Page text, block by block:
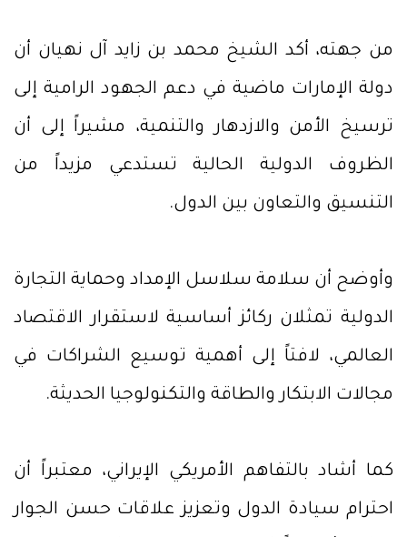
من جهته، أكد الشيخ محمد بن زايد آل نهيان أن
دولة الإمارات ماضية في دعم الجهود الرامية إلى
ترسيخ الأمن والازدهار والتنمية، مشيراً إلى أن
الظروف الدولية الحالية تستدعي مزيداً من
التنسيق والتعاون بين الدول.
وأوضح أن سلامة سلاسل الإمداد وحماية التجارة
الدولية تمثلان ركائز أساسية لاستقرار الاقتصاد
العالمي، لافتاً إلى أهمية توسيع الشراكات في
مجالات الابتكار والطاقة والتكنولوجيا الحديثة.
كما أشاد بالتفاهم الأمريكي الإيراني، معتبراً أن
احترام سيادة الدول وتعزيز علاقات حسن الجوار